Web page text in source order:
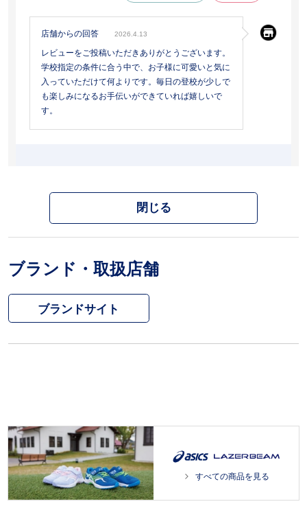
店舗からの回答 2026.4.13
レビューをご投稿いただきありがとうございます。
学校指定の条件に合う中で、お子様に可愛いと気に
入っていただけて何よりです。毎日の登校が少しで
も楽しみになるお手伝いができていれば嬉しいで
す。
閉じる
ブランド・取扱店舗
ブランドサイト
すべての商品を見る